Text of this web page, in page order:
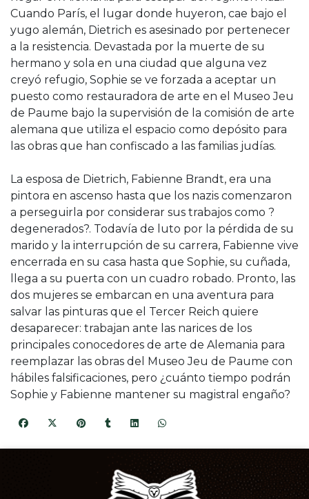
Cuando París, el lugar donde huyeron, cae bajo el
yugo alemán, Dietrich es asesinado por pertenecer
a la resistencia. Devastada por la muerte de su
hermano y sola en una ciudad que alguna vez
creyó refugio, Sophie se ve forzada a aceptar un
puesto como restauradora de arte en el Museo Jeu
de Paume bajo la supervisión de la comisión de arte
alemana que utiliza el espacio como depósito para
las obras que han confiscado a las familias judías.
La esposa de Dietrich, Fabienne Brandt, era una
pintora en ascenso hasta que los nazis comenzaron
a perseguirla por considerar sus trabajos como ?
degenerados?. Todavía de luto por la pérdida de su
marido y la interrupción de su carrera, Fabienne vive
encerrada en su casa hasta que Sophie, su cuñada,
llega a su puerta con un cuadro robado. Pronto, las
dos mujeres se embarcan en una aventura para
salvar las pinturas que el Tercer Reich quiere
desaparecer: trabajan ante las narices de los
principales conocedores de arte de Alemania para
reemplazar las obras del Museo Jeu de Paume con
hábiles falsificaciones, pero ¿cuánto tiempo podrán
Sophie y Fabienne mantener su magistral engaño?